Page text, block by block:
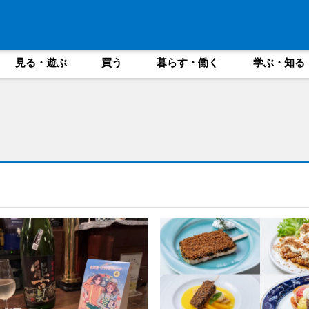
見る・遊ぶ 買う 暮らす・働く 学ぶ・知る